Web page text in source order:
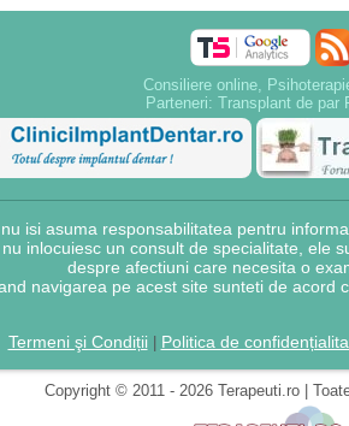
Consiliere online,
Parteneri: Transplant de par
isi asuma responsabilitatea pentru
inlocuiesc un consult de specialitate, ele
despre afectiuni care necesita o
navigarea pe acest site sunteti de acord
Termeni şi Condiții| Politica de
Copyright © 2011 - 2026 Terapeuti.ro |